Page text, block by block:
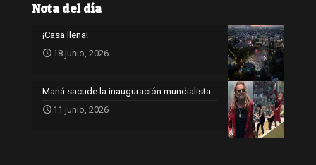
Nota del día
¡Casa llena!
18 junio, 2026
Maná sacude la inauguración mundialista
11 junio, 2026